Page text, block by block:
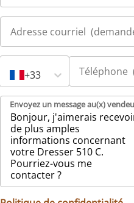
+33